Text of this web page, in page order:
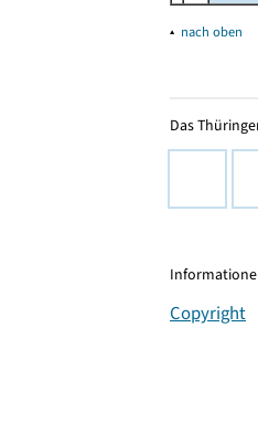
▴ nach oben
Das
Copyright